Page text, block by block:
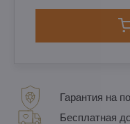
Гарантия на
Бесплатная